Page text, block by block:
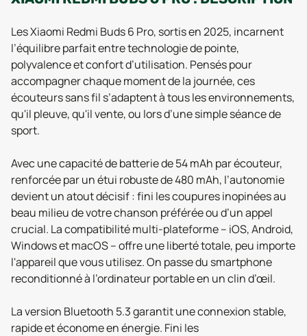
Les Xiaomi Redmi Buds 6 Pro, sortis en 2025, incarnent
l’équilibre parfait entre technologie de pointe,
polyvalence et confort d’utilisation. Pensés pour
accompagner chaque moment de la journée, ces
écouteurs sans fil s’adaptent à tous les environnements,
qu'il pleuve, qu'il vente, ou lors d’une simple séance de
sport.
Avec une capacité de batterie de 54 mAh par écouteur,
renforcée par un étui robuste de 480 mAh, l’autonomie
devient un atout décisif : fini les coupures inopinées au
beau milieu de votre chanson préférée ou d’un appel
crucial. La compatibilité multi-plateforme – iOS, Android,
Windows et macOS – offre une liberté totale, peu importe
l'appareil que vous utilisez. On passe du smartphone
reconditionné à l’ordinateur portable en un clin d’œil.
La version Bluetooth 5.3 garantit une connexion stable,
rapide et économe en énergie. Fini les